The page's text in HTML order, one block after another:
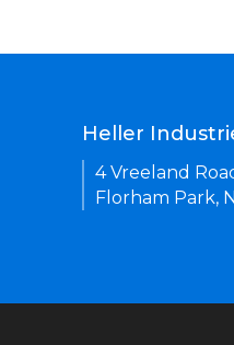
Heller
4 Vreeland
Florham Park,